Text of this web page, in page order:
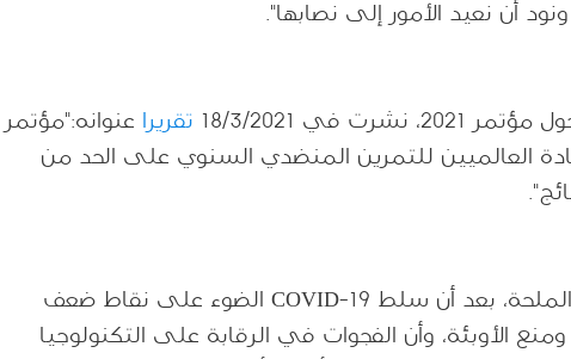
أن نعيد الأمور إلى نصابها".
في 18/3/2021 تقريرا
عنوانه:"مؤتمر
العالميين للتمرين المنضدي السنوي على الحد من
وعللت أن غاية المؤتمر الحاجة الملحة، بعد أن سلط COVID-19 الضوء على نقاط ضعف
الأوبئة، وأن الفجوات في الرقابة على التكنولوجيا